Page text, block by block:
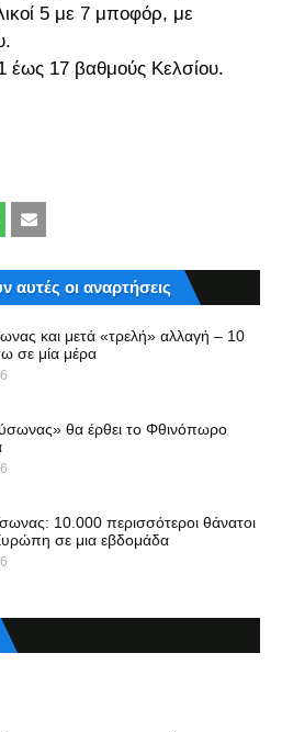
5 με 7 μποφόρ, με
έως 17 βαθμούς Κελσίου.
αυτές οι αναρτήσεις
και μετά «τρελή» αλλαγή – 10
σε μία μέρα
θα έρθει το Φθινόπωρο
10.000 περισσότεροι θάνατοι
σε μια εβδομάδα